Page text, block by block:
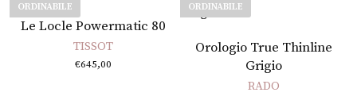
ORDINABILE
Leggi tutto
Le Locle Powermatic 80
TISSOT
€645,00
ORDINABILE
Leggi tutto
Orologio True Thinline
Grigio
RADO